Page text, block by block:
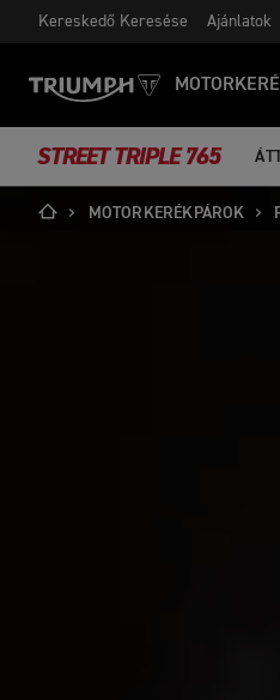
Kereskedő Keresése Ajánlatok
STREET TRIPLE 765
MOTORKERÉKPÁROK